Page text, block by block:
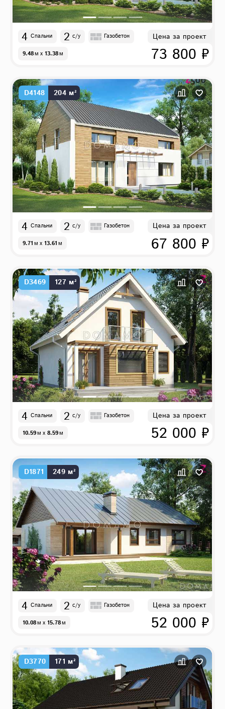
4 Спальни 2 с/у Газобетон
9.48м x 13.38м
Цена за проект
73 800 ₽
D4148 204 м²
4 Спальни 2 с/у Газобетон
9.71м x 13.61м
Цена за проект
67 800 ₽
D3469 127 м²
4 Спальни 2 с/у Газобетон
10.59м x 8.59м
Цена за проект
52 000 ₽
D1871 249 м²
4 Спальни 2 с/у Газобетон
10.08м x 15.78м
Цена за проект
52 000 ₽
D3770 171 м²